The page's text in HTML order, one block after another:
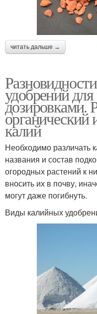
читать дальше →
удобрений для
дозировками.
калий
Необходимо различать
названия и состав
огородных растений к
вносить их в почву,
могут даже погибнуть.
Виды калийных